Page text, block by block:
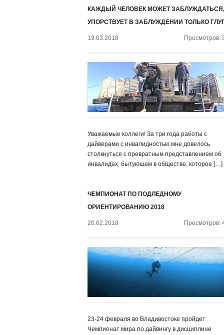
КАЖДЫЙ ЧЕЛОВЕК МОЖЕТ
УПОРСТВУЕТ В ЗАБЛУЖДЕНИИ ТОЛЬКО
19.03.2018 Просмотров:
Уважаемые коллеги! За три года работы с
дайверами с инвалидностью мне довелось
столкнуться с превратным представлением об
инвалидах, бытующем в обществе, которое […]
ЧЕМПИОНАТ ПО ПОДЛЕДНОМУ
ОРИЕНТИРОВАНИЮ 2018
20.02.2018 Просмотров:
23-24 февраля во Владивостоке пройдет
Чемпионат мира по дайвингу в дисциплине